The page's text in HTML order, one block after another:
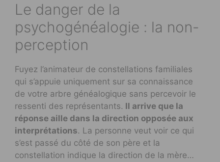
Le danger de la
psychogénéalogie : la non-
perception
Fuyez l’animateur de constellations familiales
qui s’appuie uniquement sur sa connaissance
de votre arbre généalogique sans percevoir le
ressenti des représentants. Il arrive que la
réponse aille dans la direction opposée aux
interprétations. La personne veut voir ce qui
s’est passé du côté de son père et la
constellation indique la direction de la mère…